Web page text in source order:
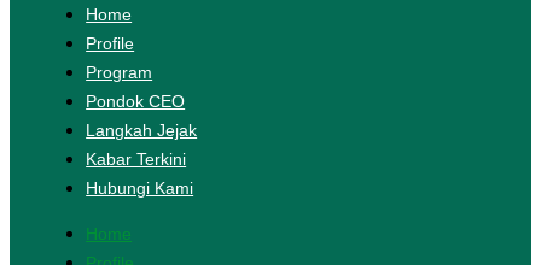
Home
Profile
Program
Pondok CEO
Langkah Jejak
Kabar Terkini
Hubungi Kami
Home